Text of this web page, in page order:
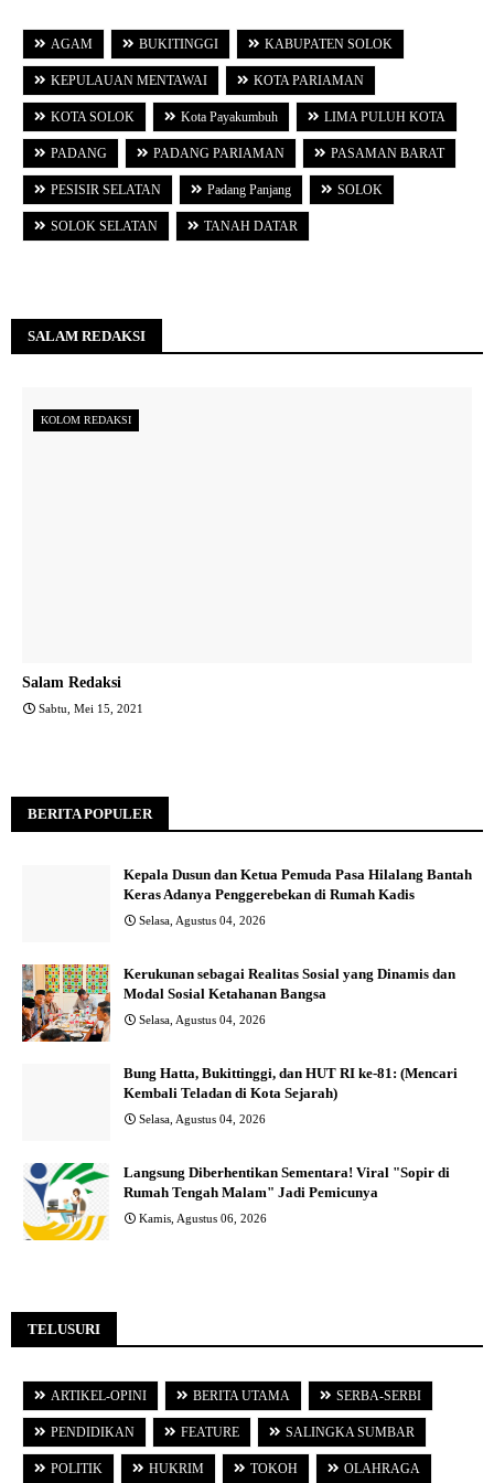
AGAM BUKITINGGI KABUPATEN SOLOK
KEPULAUAN MENTAWAI KOTA PARIAMAN
KOTA SOLOK Kota Payakumbuh LIMA PULUH KOTA
PADANG PADANG PARIAMAN PASAMAN BARAT
PESISIR SELATAN Padang Panjang SOLOK
SOLOK SELATAN TANAH DATAR
SALAM REDAKSI
KOLOM REDAKSI
Salam Redaksi
Sabtu, Mei 15, 2021
BERITA POPULER
Kepala Dusun dan Ketua Pemuda Pasa Hilalang Bantah
Keras Adanya Penggerebekan di Rumah Kadis
Selasa, Agustus 04, 2026
Kerukunan sebagai Realitas Sosial yang Dinamis dan
Modal Sosial Ketahanan Bangsa
Selasa, Agustus 04, 2026
Bung Hatta, Bukittinggi, dan HUT RI ke-81: (Mencari
Kembali Teladan di Kota Sejarah)
Selasa, Agustus 04, 2026
Langsung Diberhentikan Sementara! Viral "Sopir di
Rumah Tengah Malam" Jadi Pemicunya
Kamis, Agustus 06, 2026
TELUSURI
ARTIKEL-OPINI BERITA UTAMA SERBA-SERBI
PENDIDIKAN FEATURE SALINGKA SUMBAR
POLITIK HUKRIM TOKOH OLAHRAGA